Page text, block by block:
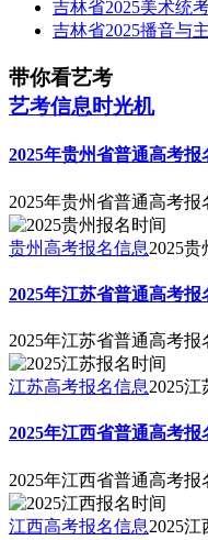
吉林省2025美术统
吉林省2025播音与
带你看艺考
艺考信息时光机
2025年贵州省普通高考报
2025年贵州省普通高考报
贵州高考报名信息2025贵
2025年江苏省普通高考报
2025年江苏省普通高考
江苏高考报名信息2025江
2025年江西省普通高考报
2025年江西省普通高考报
江西高考报名信息2025江